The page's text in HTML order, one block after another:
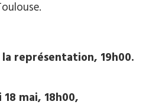
représentation, 19h00.
mai, 18h00,